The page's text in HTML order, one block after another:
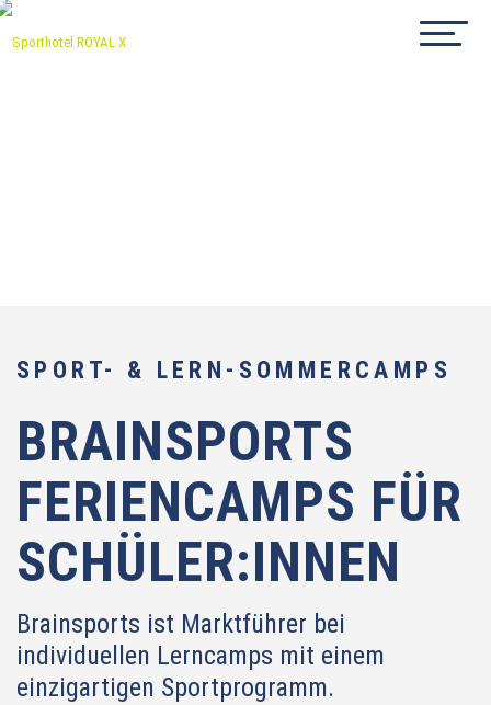
SPORT- & LERN-SOMMERCAMPS
BRAINSPORTS
FERIENCAMPS FÜR
SCHÜLER:INNEN
Brainsports ist Marktführer bei
individuellen Lerncamps mit einem
einzigartigen Sportprogramm.